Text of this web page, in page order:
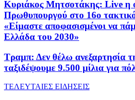
Κυριάκος Μητσοτάκης: Live η
Πρωθυπουργού στο 16ο
«Είμαστε αποφασισμένοι να
Ελλάδα του 2030»
Τραμπ: Δεν θέλω ανεξαρτησία
ταξιδέψουμε 9.500 μίλια για
ΤΕΛΕΥΤΑΙΕΣ ΕΙΔΗΣΕΙΣ